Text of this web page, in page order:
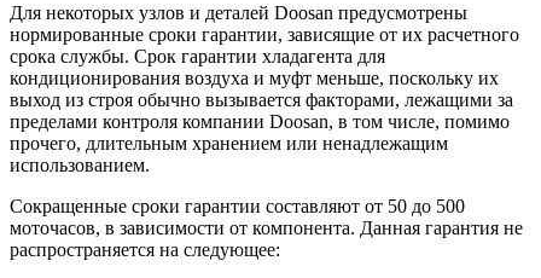
Для некоторых узлов и деталей Doosan предусмотрены
нормированные сроки гарантии, зависящие от их расчетного
срока службы. Срок гарантии хладагента для
кондиционирования воздуха и муфт меньше, поскольку их
выход из строя обычно вызывается факторами, лежащими за
пределами контроля компании Doosan, в том числе, помимо
прочего, длительным хранением или ненадлежащим
использованием.
Сокращенные сроки гарантии составляют от 50 до 500
моточасов, в зависимости от компонента. Данная гарантия не
распространяется на следующее: